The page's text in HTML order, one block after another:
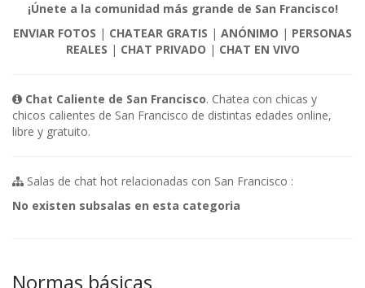
¡Únete a la comunidad más grande de San Francisco!
ENVIAR FOTOS | CHATEAR GRATIS | ANÓNIMO | PERSONAS
REALES | CHAT PRIVADO | CHAT EN VIVO
Chat Caliente de San Francisco. Chatea con chicas y
chicos calientes de San Francisco de distintas edades online,
libre y gratuito.
Salas de chat hot relacionadas con San Francisco :
No existen subsalas en esta categoria
Normas básicas